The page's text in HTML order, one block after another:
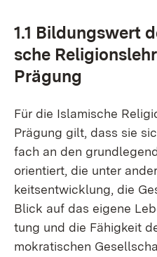
1.1 Bil­dungs­wert
sche
Prä­gung
Für die Is­la­mi­sche
Prä­gung gilt, dass sie
fach an den
ori­en­tiert, die un­ter
keits­ent­wick­lung, die
Blick auf das ei­ge­ne
tung und die Fä­hig­keit
mo­kra­ti­schen